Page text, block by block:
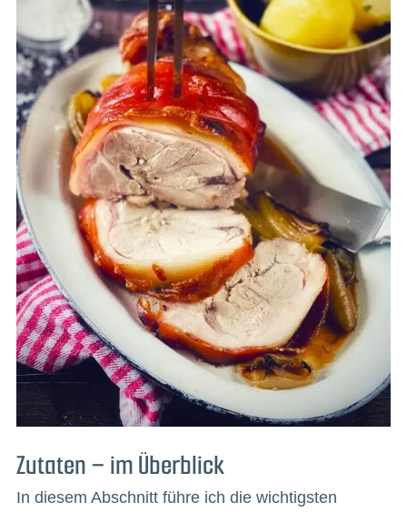
Zutaten – im Überblick
In diesem Abschnitt führe ich die wichtigsten